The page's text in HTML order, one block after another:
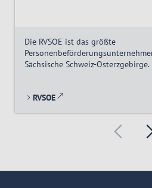
Die RVSOE ist das größte
Sächsische Schweiz-Osterzgebirge.
RVSOE